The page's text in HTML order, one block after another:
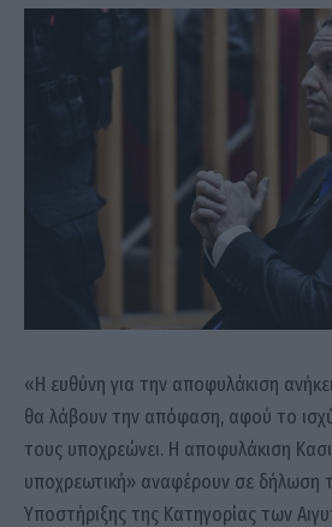
«Η ευθύνη για την αποφυλάκιση
θα λάβουν την απόφαση, αφού το
τους υποχρεώνει. Η αποφυλάκιση
υποχρεωτική» αναφέρουν σε δήλωση
Υποστήριξης της Κατηγορίας των